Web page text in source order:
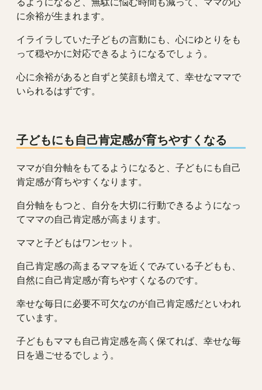
に余裕が生まれます。
イライラしていた子どもの言動にも、心にゆとりをも
って穏やかに対応できるようになるでしょう。
心に余裕があると自ずと笑顔も増えて、幸せなママで
いられるはずです。
子どもにも自己肯定感が育ちやすくなる
ママが自分軸をもてるようになると、子どもにも自己
肯定感が育ちやすくなります。
自分軸をもつと、自分を大切に行動できるようになっ
てママの自己肯定感が高まります。
ママと子どもはワンセット。
自己肯定感の高まるママを近くでみている子どもも、
自然に自己肯定感が育ちやすくなるのです。
幸せな毎日に必要不可欠なのが自己肯定感だといわれ
ています。
子どももママも自己肯定感を高く保てれば、幸せな毎
日を過ごせるでしょう。